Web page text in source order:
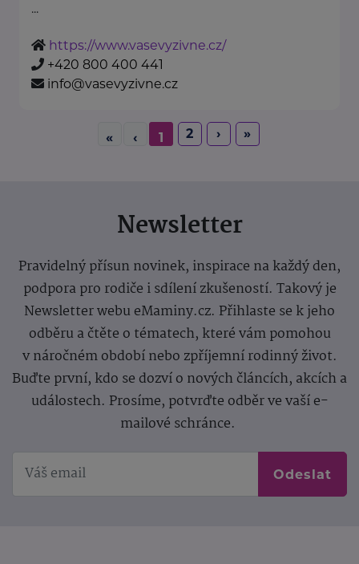
...
https://www.vasevyzivne.cz/
+420 800 400 441
info@vasevyzivne.cz
« ‹ 1 2 › »
Newsletter
Pravidelný přísun novinek, inspirace na každý den,
podpora pro rodiče i sdílení zkušeností. Takový je
Newsletter webu eMaminy.cz. Přihlaste se k jeho
odběru a čtěte o tématech, které vám pomohou
v náročném období nebo zpříjemní rodinný život.
Buďte první, kdo se dozví o nových článcích, akcích a
událostech. Prosíme, potvrďte odběr ve vaší e-
mailové schránce.
Odeslat